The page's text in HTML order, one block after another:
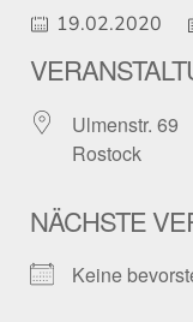
19.02.2020
Ulmenstr. 69
Rostock
NÄCHSTE
Keine